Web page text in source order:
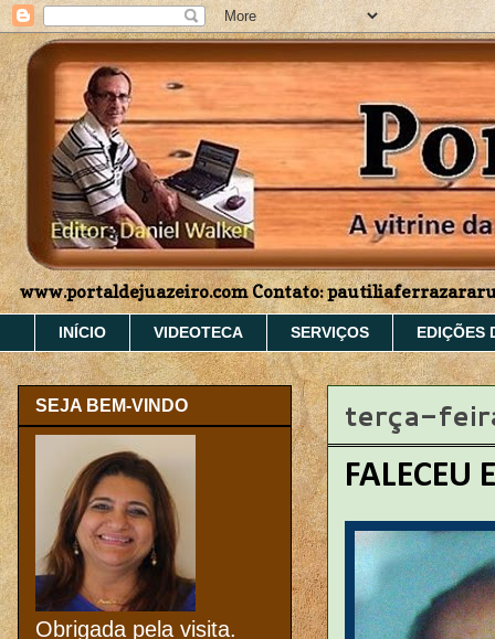
www.portaldejuazeiro.com Contato:
INÍCIO VIDEOTECA SERVIÇOS EDIÇÕES
terça-
FALECEU
SEJA BEM-VINDO
Obrigada pela visita.